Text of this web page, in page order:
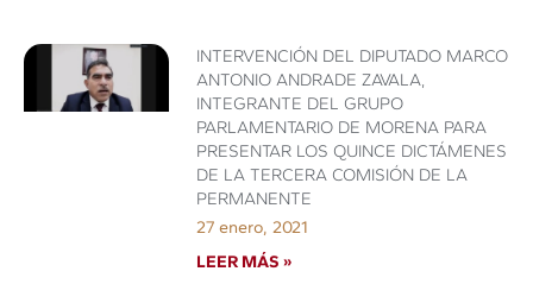
INTERVENCIÓN DEL DIPUTADO MARCO
ANTONIO ANDRADE ZAVALA,
INTEGRANTE DEL GRUPO
PARLAMENTARIO DE MORENA PARA
PRESENTAR LOS QUINCE DICTÁMENES
DE LA TERCERA COMISIÓN DE LA
PERMANENTE
27 enero, 2021
LEER MÁS »